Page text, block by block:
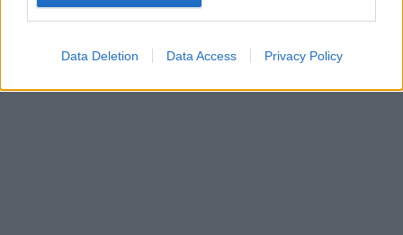
Data Deletion Data Access Privacy Policy